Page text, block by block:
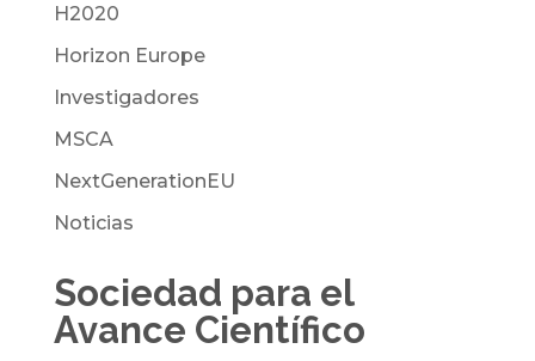
H2020
Horizon Europe
Investigadores
MSCA
NextGenerationEU
Noticias
Sociedad para el
Avance Científico